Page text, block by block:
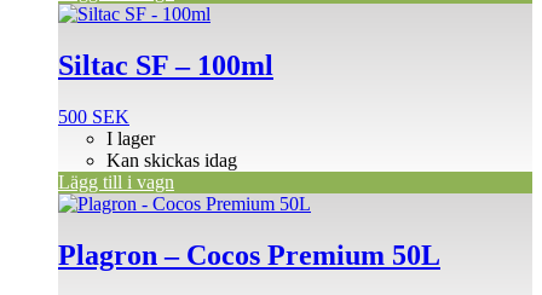
Siltac SF – 100ml
500 SEK
I lager
Kan skickas idag
Lägg till i vagn
Plagron – Cocos Premium 50L